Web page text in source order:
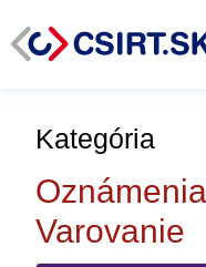
Kategória
Varovanie